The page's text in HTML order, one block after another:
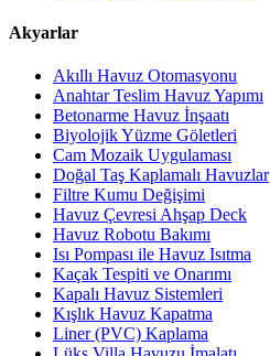
Akyarlar
Akıllı Havuz Otomasyonu
Anahtar Teslim Havuz Yapımı
Betonarme Havuz İnşaatı
Biyolojik Yüzme Göletleri
Cam Mozaik Uygulaması
Doğal Taş Kaplamalı Havuzlar
Filtre Kumu Değişimi
Havuz Çevresi Ahşap Deck
Havuz Robotu Bakımı
Isı Pompası ile Havuz Isıtma
Kaçak Tespiti ve Onarımı
Kapalı Havuz Sistemleri
Kışlık Havuz Kapatma
Liner (PVC) Kaplama